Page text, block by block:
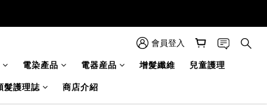
會員登入
電染產品 電器産品 增髮纖維 兒童護理
髮護理誌 商店介紹